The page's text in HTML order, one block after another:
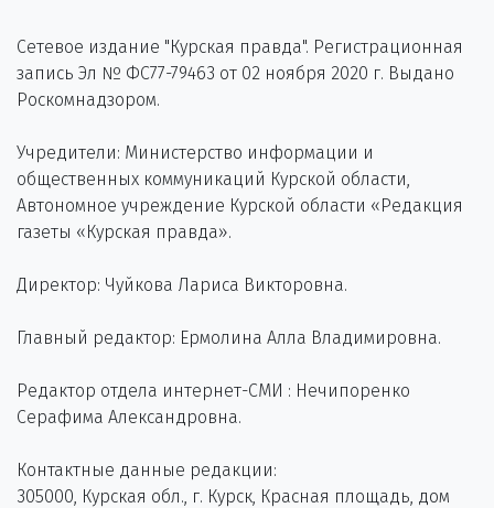
Сетевое издание "Курская правда". Регистрационная
запись Эл № ФС77-79463 от 02 ноября 2020 г. Выдано
Роскомнадзором.
Учредители: Министерство информации и
общественных коммуникаций Курской области,
Автономное учреждение Курской области «Редакция
газеты «Курская правда».
Директор: Чуйкова Лариса Викторовна.
Главный редактор: Ермолина Алла Владимировна.
Редактор отдела интернет-СМИ : Нечипоренко
Серафима Александровна.
Контактные данные редакции:
305000, Курская обл., г. Курск, Красная площадь, дом